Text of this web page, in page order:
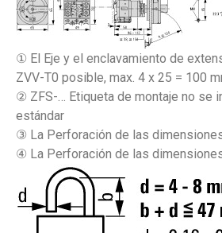
① El Eje y el enclavamiento de
ZVV-T0 posible, max. 4 x 25 = 100
② ZFS-… Etiqueta de montaje no se
estándar
③ La Perforación de las
④ La Perforación de las